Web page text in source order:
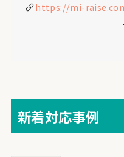
https://mi-
新着対応事例